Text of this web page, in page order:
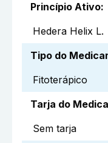
Princípio Ativo:
Hedera Helix L.
Tipo do
Fitoterápico
Tarja do
Sem tarja